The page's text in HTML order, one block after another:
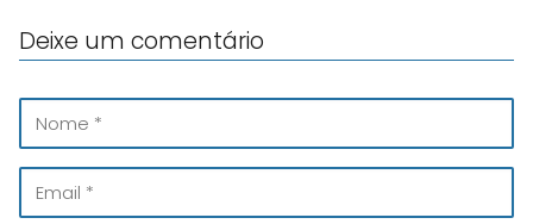
Deixe um comentário